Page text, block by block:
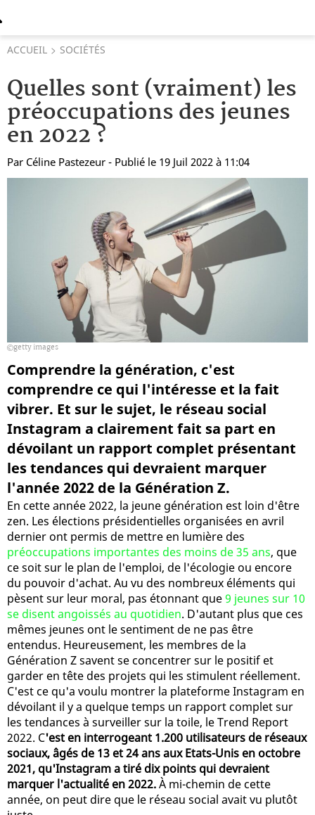
ACCUEIL SOCIÉTÉS
Quelles sont (vraiment) les
préoccupations des jeunes
en 2022 ?
Par Céline Pastezeur - Publié le 19 Juil 2022 à 11:04
getty images
Comprendre la génération, c'est
comprendre ce qui l'intéresse et la fait
vibrer. Et sur le sujet, le réseau social
Instagram a clairement fait sa part en
dévoilant un rapport complet présentant
les tendances qui devraient marquer
l'année 2022 de la Génération Z.
En cette année 2022, la jeune génération est loin d'être
zen. Les élections présidentielles organisées en avril
dernier ont permis de mettre en lumière des
préoccupations importantes des moins de 35 ans, que
ce soit sur le plan de l'emploi, de l'écologie ou encore
du pouvoir d'achat. Au vu des nombreux éléments qui
pèsent sur leur moral, pas étonnant que9 jeunes sur 10
se disent angoissés au quotidien. D'autant plus que ces
mêmes jeunes ont le sentiment de ne pas être
entendus. Heureusement, les membres de la
Génération Z savent se concentrer sur le positif et
garder en tête des projets qui les stimulent réellement.
C'est ce qu'a voulu montrer la plateforme Instagram en
dévoilant il y a quelque temps un rapport complet sur
les tendances à surveiller sur la toile, le Trend Report
2022. C'est en interrogeant 1.200 utilisateurs de réseaux
sociaux, âgés de 13 et 24 ans aux Etats-Unis en octobre
2021, qu'Instagram a tiré dix points qui devraient
marquer l'actualité en 2022.À mi-chemin de cette
année, on peut dire que le réseau social avait vu plutôt